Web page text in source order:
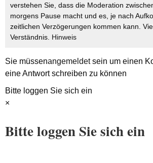
verstehen Sie, dass die Moderation
morgens Pause macht und es, je nach
zeitlichen Verzögerungen kommen kann.
Verständnis. Hinweis
Sie müssenangemeldetsein um einen
eine Antwort schreiben zu können
Bitte loggen Sie sich ein
×
Bitte loggen Sie sich ein